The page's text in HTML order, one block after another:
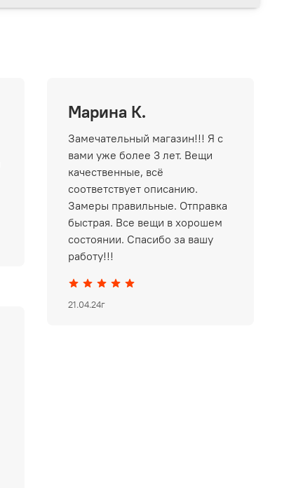
Марина К.
Замечательный магазин!!! Я с
вами уже более 3 лет. Вещи
качественные, всё
соответствует описанию.
Замеры правильные. Отправка
быстрая. Все вещи в хорошем
состоянии. Спасибо за вашу
работу!!!
21.04.24г